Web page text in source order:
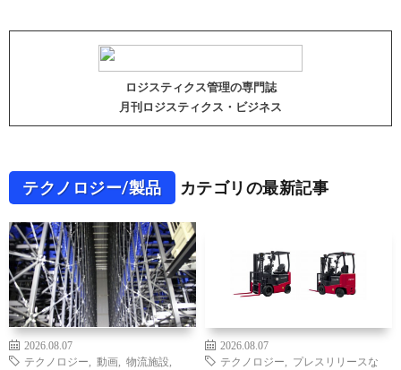
ロジスティクス管理の専門誌
月刊ロジスティクス・ビジネス
テクノロジー/製品 カテゴリの最新記事
2026.08.07
テクノロジー
動画 物流施設
2026.08.07
テクノロジー
プレスリリースな